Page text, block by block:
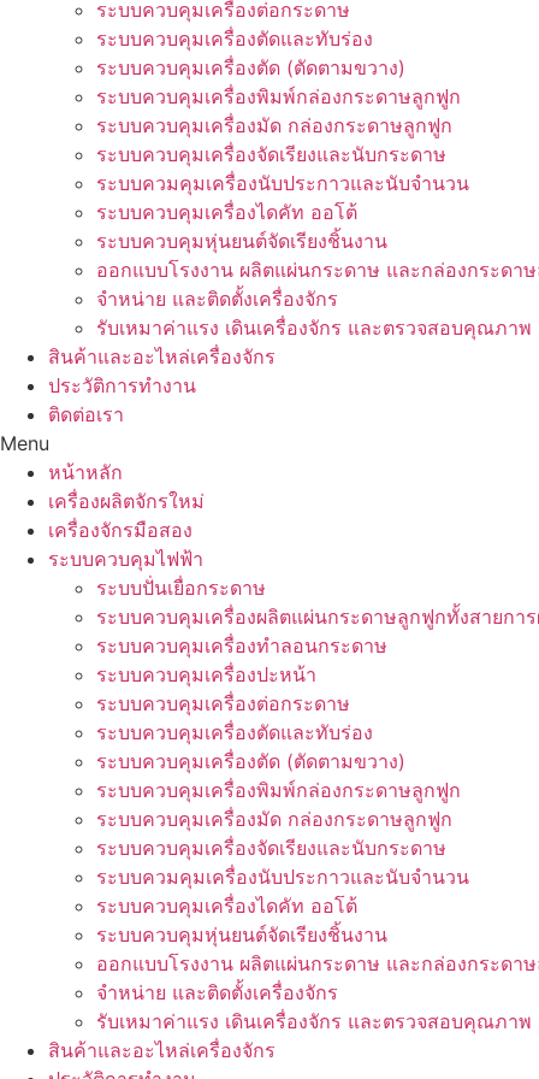
ระบบควบคุมเครื่องต่อกระดาษ
ระบบควบคุมเครื่องตัดและทับร่อง
ระบบควบคุมเครื่องตัด (ตัดตามขวาง)
ระบบควบคุมเครื่องพิมพ์กล่องกระดาษลูกฟูก
ระบบควบคุมเครื่องมัด กล่องกระดาษลูกฟูก
ระบบควบคุมเครื่องจัดเรียงและนับกระดาษ
ระบบควมคุมเครื่องนับประกาวและนับจำนวน
ระบบควบคุมเครื่องไดคัท ออโต้
ระบบควบคุมหุ่นยนต์จัดเรียงชิ้นงาน
ออกแบบโรงงาน ผลิตแผ่นกระดาษ และกล่องกระดา
จำหน่าย และติดตั้งเครื่องจักร
รับเหมาค่าแรง เดินเครื่องจักร และตรวจสอบคุณภาพ
สินค้าและอะไหล่เครื่องจักร
ประวัติการทำงาน
ติดต่อเรา
Menu
หน้าหลัก
เครื่องผลิตจักรใหม่
เครื่องจักรมือสอง
ระบบควบคุมไฟฟ้า
ระบบปั่นเยื่อกระดาษ
ระบบควบคุมเครื่องผลิตแผ่นกระดาษลูกฟูกทั้งสายกา
ระบบควบคุมเครื่องทำลอนกระดาษ
ระบบควบคุมเครื่องปะหน้า
ระบบควบคุมเครื่องต่อกระดาษ
ระบบควบคุมเครื่องตัดและทับร่อง
ระบบควบคุมเครื่องตัด (ตัดตามขวาง)
ระบบควบคุมเครื่องพิมพ์กล่องกระดาษลูกฟูก
ระบบควบคุมเครื่องมัด กล่องกระดาษลูกฟูก
ระบบควบคุมเครื่องจัดเรียงและนับกระดาษ
ระบบควมคุมเครื่องนับประกาวและนับจำนวน
ระบบควบคุมเครื่องไดคัท ออโต้
ระบบควบคุมหุ่นยนต์จัดเรียงชิ้นงาน
ออกแบบโรงงาน ผลิตแผ่นกระดาษ และกล่องกระดา
จำหน่าย และติดตั้งเครื่องจักร
รับเหมาค่าแรง เดินเครื่องจักร และตรวจสอบคุณภาพ
สินค้าและอะไหล่เครื่องจักร